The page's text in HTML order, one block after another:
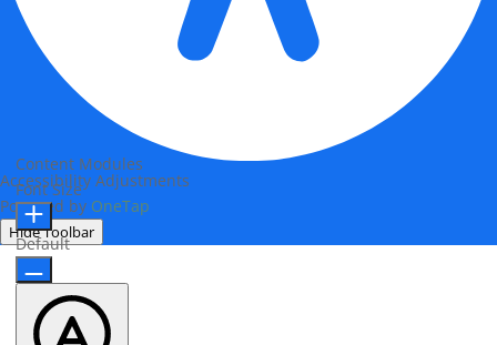
Accessibility Adjustments
Powered by OneTap
Hide Toolbar
Content Modules
Font Size
Default